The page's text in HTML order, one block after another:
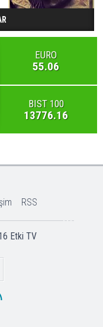
EURO
55.06
BIST 100
13776.16
RSS
Etki TV